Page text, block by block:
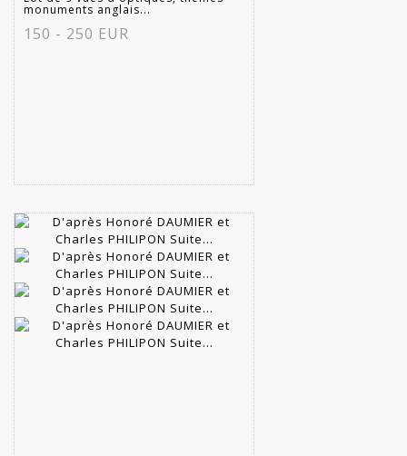
monuments anglais...
150 - 250 EUR